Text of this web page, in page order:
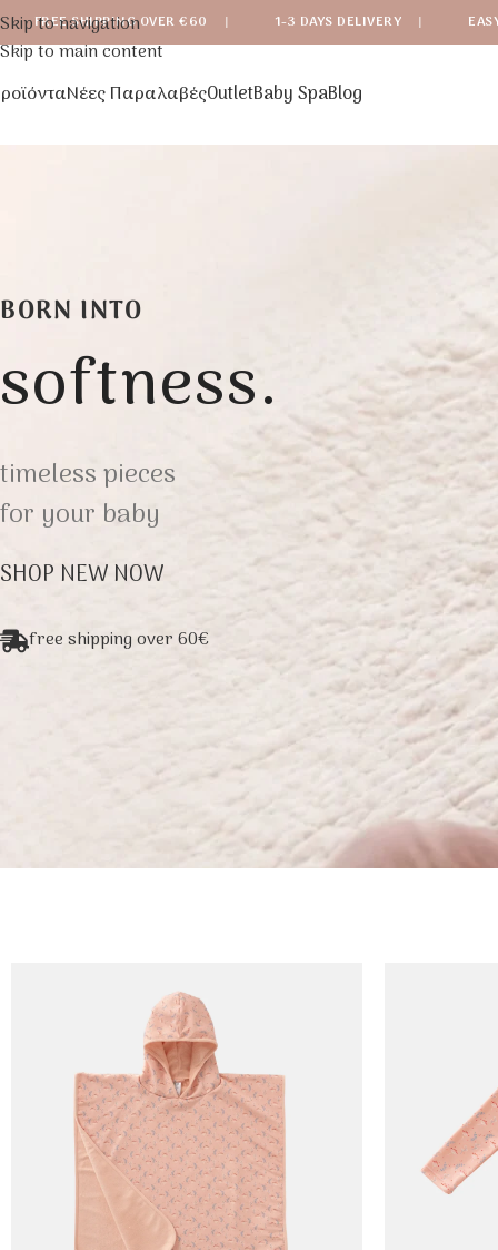
Skip to navigation
Skip to main content
FREE SHIPPING OVER €60 | 1-3 DAYS DELIVERY |
Νέες ΠαραλαβέςOutletBaby SpaBlog
BORN INTO
softness.
timeless pieces
for your baby
SHOP NEW NOW
free shipping over 60€